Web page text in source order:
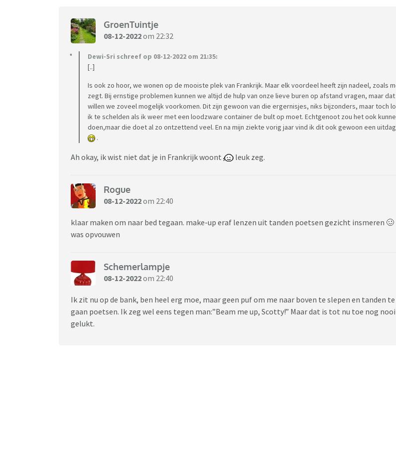
GroenTuintje
08-12-2022om 22:32
Dewi-Sri schreef op 08-12-2022 om 21:35:
[..]
Is ook zo hoor, we wonen op de mooiste plek van Frankrijk. Maar elk voordeel heeft zijn nadeel, zoals
zegt. Bij ernstige problemen kunnen we altijd de hulp van onze lieve buren op afstand vragen, maar dat
willen we zoveel mogelijk voorkomen. Dit zijn gewoon van die ergernisjes, niks bijzonders, maar toch
ik te schelden als ik weer met een loodzware container de bult op moet. Echtgenoot zou het ook
doen,maar die doet al zo ontzettend veel. En na mijn ziekte vorig jaar vind ik dit ook gewoon een
.
Ah okay, ik wist niet dat je in Frankrijk woont leuk zeg.
Rogue
08-12-2022om 22:40
klaar maken om naar bed tegaan. make-up eraf lenzen uit tanden poetsen gezicht insmeren 🥴
was opvouwen
Schemerlampje
08-12-2022om 22:40
Ik zit nu op de bank, ben heel erg moe, maar geen puf om me naar boven te slepen en tanden te
gaan poetsen. Ik zeg wel eens tegen man:”Beam me up, Scotty!” Maar dat is tot nu toe nog
gelukt.